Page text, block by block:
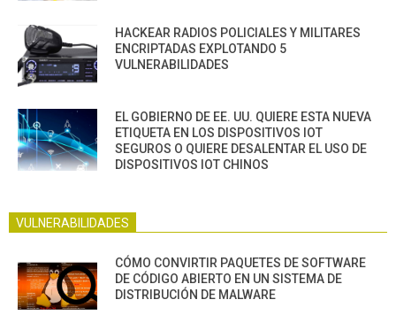
HACKEAR RADIOS POLICIALES Y MILITARES
ENCRIPTADAS EXPLOTANDO 5
VULNERABILIDADES
EL GOBIERNO DE EE. UU. QUIERE ESTA NUEVA
ETIQUETA EN LOS DISPOSITIVOS IOT
SEGUROS O QUIERE DESALENTAR EL USO DE
DISPOSITIVOS IOT CHINOS
VULNERABILIDADES
CÓMO CONVIRTIR PAQUETES DE SOFTWARE
DE CÓDIGO ABIERTO EN UN SISTEMA DE
DISTRIBUCIÓN DE MALWARE